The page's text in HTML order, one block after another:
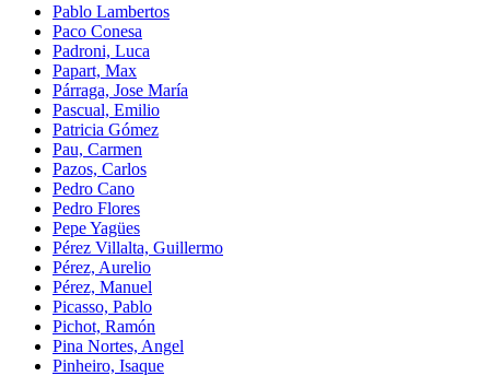
Pablo Lambertos
Paco Conesa
Padroni, Luca
Papart, Max
Párraga, Jose María
Pascual, Emilio
Patricia Gómez
Pau, Carmen
Pazos, Carlos
Pedro Cano
Pedro Flores
Pepe Yagües
Pérez Villalta, Guillermo
Pérez, Aurelio
Pérez, Manuel
Picasso, Pablo
Pichot, Ramón
Pina Nortes, Angel
Pinheiro, Isaque